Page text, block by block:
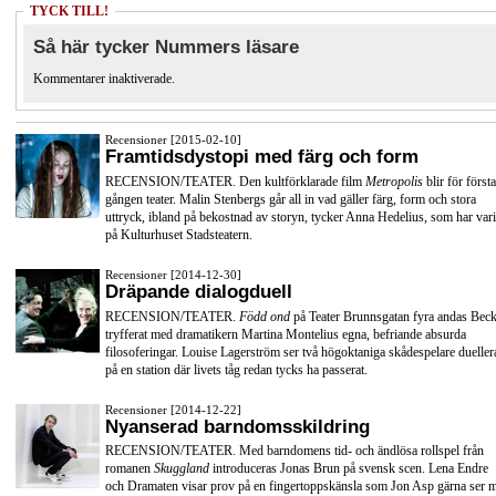
TYCK TILL!
Så här tycker Nummers läsare
Kommentarer inaktiverade.
Recensioner [2015-02-10]
Framtidsdystopi med färg och form
RECENSION/TEATER. Den kultförklarade film Metropolis blir för första
gången teater. Malin Stenbergs går all in vad gäller färg, form och stora
uttryck, ibland på bekostnad av storyn, tycker Anna Hedelius, som har
på Kulturhuset Stadsteatern.
Recensioner [2014-12-30]
Dräpande dialogduell
RECENSION/TEATER. Född ond på Teater Brunnsgatan fyra andas
tryfferat med dramatikern Martina Montelius egna, befriande absurda
filosoferingar. Louise Lagerström ser två högoktaniga skådespelare
på en station där livets tåg redan tycks ha passerat.
Recensioner [2014-12-22]
Nyanserad barndomsskildring
RECENSION/TEATER. Med barndomens tid- och ändlösa rollspel från
romanen Skuggland introduceras Jonas Brun på svensk scen. Lena Endre
och Dramaten visar prov på en fingertoppskänsla som Jon Asp gärna ser